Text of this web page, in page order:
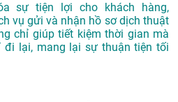
sự tiện lợi cho khách hàng,
vụ gửi và nhận hồ sơ dịch thuật
chỉ giúp tiết kiệm thời gian mà
lại, mang lại sự thuận tiện tối